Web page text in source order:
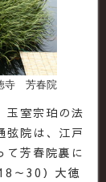
寺 芳春院
玉室宗珀の法
弦院は、江戸
て芳春院裏に
～30）大徳